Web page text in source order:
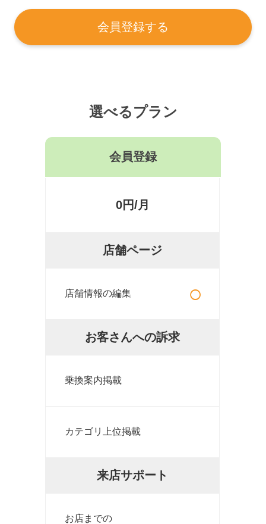
会員登録する
選べるプラン
会員登録
0円/月
店舗ページ
店舗情報の編集 ○
お客さんへの訴求
乗換案内掲載
カテゴリ上位掲載
来店サポート
お店までの